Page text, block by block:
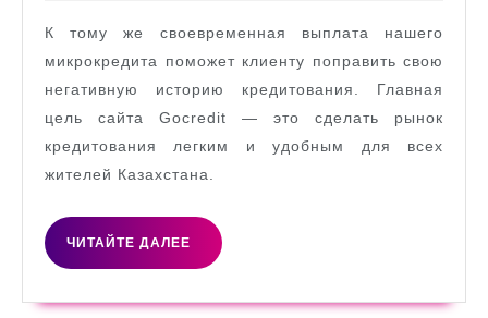
МФО
К тому же своевременная выплата нашего
микрокредита поможет клиенту поправить свою
негативную историю кредитования. Главная
цель сайта Gocredit — это сделать рынок
кредитования легким и удобным для всех
жителей Казахстана.
ЧИТАЙТЕ ДАЛЕЕ
ЧИТАЙТЕ
ДАЛЕЕ